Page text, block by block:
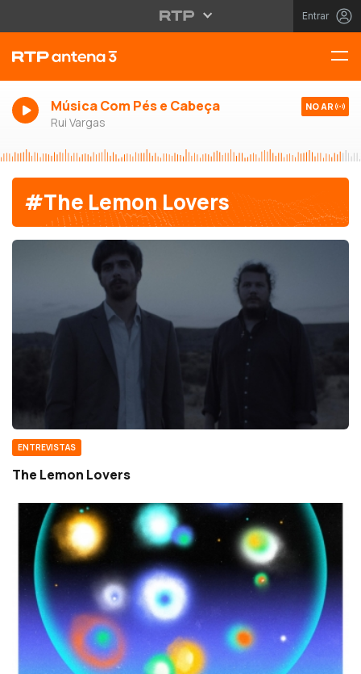
Entrar
Música Com Pés e Cabeça
Rui Vargas
NO AR
#The Lemon Lovers
ENTREVISTAS
The Lemon Lovers